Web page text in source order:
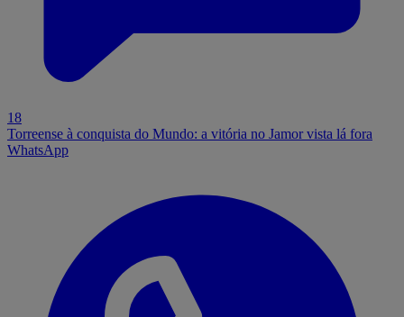
18
Torreense à conquista do Mundo: a vitória no Jamor vista lá fora
WhatsApp